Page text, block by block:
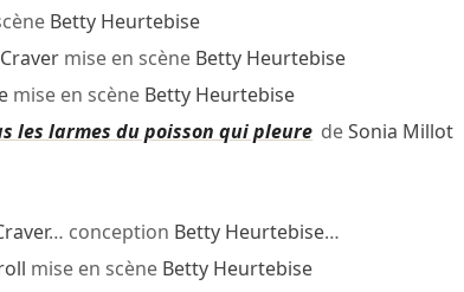
Betty Heurtebise
mise en scène Betty Heurtebise
mise en scène Betty Heurtebise
les larmes du poisson qui pleure deSonia Millot
… conception Betty Heurtebise…
mise en scène Betty Heurtebise